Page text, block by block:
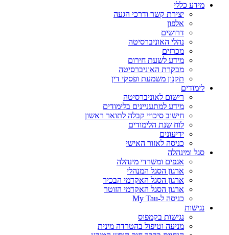
מידע כללי
יצירת קשר ודרכי הגעה
אלפון
דרושים
נהלי האוניברסיטה
מכרזים
מידע לשעת חירום
מבקרת האוניברסיטה
תקנון משמעת ופסקי דין
לימודים
רישום לאוניברסיטה
מידע למתעניינים בלימודים
חישוב סיכויי קבלה לתואר ראשון
לוח שנת הלימודים
ידיעונים
כניסה לאזור האישי
סגל ומינהלה
אגפים ומשרדי מינהלה
ארגון הסגל המנהלי
ארגון הסגל האקדמי הבכיר
ארגון הסגל האקדמי הזוטר
כניסה ל-My Tau
נגישות
נגישות בקמפוס
מניעה וטיפול בהטרדה מינית